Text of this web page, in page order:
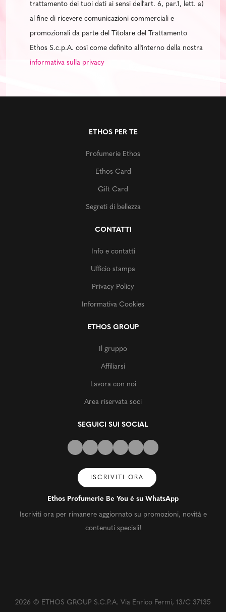
trattamento dei tuoi dati ai sensi dell'art. 6, par.1, lett. a)
al fine di ricevere comunicazioni commerciali e
promozionali da parte del Titolare del Trattamento
Ethos S.c.p.A. così come definito all'interno della nostra
informativa sulla privacy
ETHOS PER TE
Profumerie Ethos
Ethos Card
Gift Card
Segreti di bellezza
CONTATTI
Info e contatti
Ufficio stampa
Privacy Policy
Informativa Cookies
ETHOS GROUP
Il gruppo
Affiliarsi
Lavora con noi
Area riservata soci
SEGUICI SUI SOCIAL
ISCRIVITI ORA
Ethos Profumerie Be You è su WhatsApp
Iscriviti ora per rimanere aggiornato su promozioni, novità e
contenuti speciali!
2026 © ETHOS GROUP S.C.P.A. Via Enrico Fermi, 13/C 37135